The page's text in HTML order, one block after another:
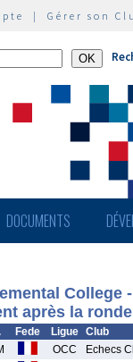
| Gérer son
DOCUMENTS
College
après la
Fede Ligue Club
OCC Echecs